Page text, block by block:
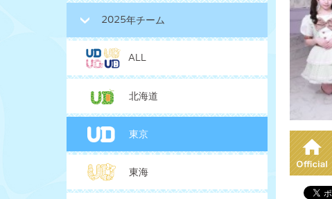
2025年チーム
ALL
北海道
東京
東海